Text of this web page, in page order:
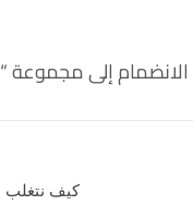
إلى مجموعة
كيف نتغلب